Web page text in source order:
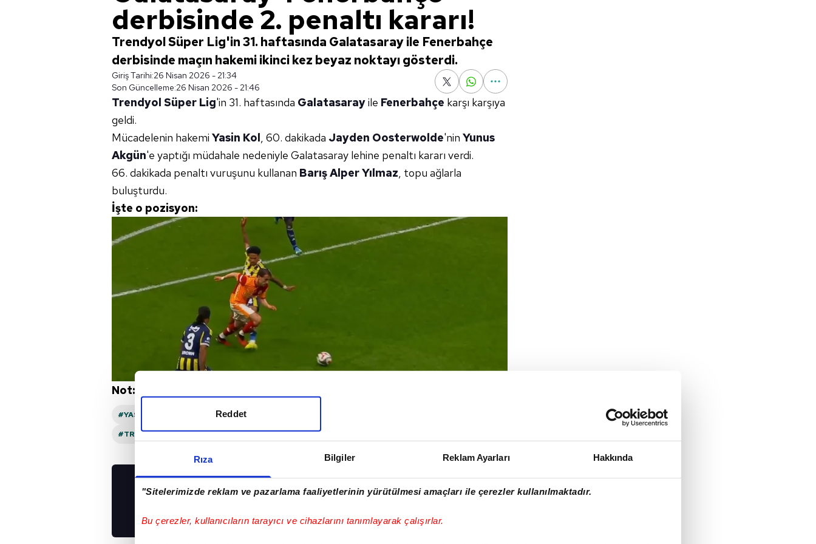
Rıza Bilgiler Reklam Ayarları Hakkında
"Sitelerimizde reklam ve pazarlama faaliyetlerinin yürütülmesi amaçları ile çerezler kullanılmaktadır.
Bu çerezler, kullanıcıların tarayıcı ve cihazlarını tanımlayarak çalışırlar.
Reddet
derbisinde 2. penaltı kararı!
Trendyol Süper Lig'in 31. haftasında Galatasaray ile Fenerbahçe
derbisinde maçın hakemi ikinci kez beyaz noktayı gösterdi.
Giriş Tarihi:26 Nisan 2026 - 21:34
Son Güncelleme:26 Nisan 2026 - 21:46
Trendyol Süper Lig'in 31. haftasında Galatasarayile Fenerbahçe karşı karşıya
geldi.
Mücadelenin hakemi Yasin Kol, 60. dakikada Jayden Oosterwolde'nin Yunus
Akgün'e yaptığı müdahale nedeniyle Galatasaray lehine penaltı kararı verdi.
66. dakikada penaltı vuruşunu kullanan Barış Alper Yılmaz, topu ağlarla
buluşturdu.
İşte o pozisyon:
Not: Görüntüler beIN Sports'tan alınmıştır.
#YASIN KOL #JAYDEN OOSTERWOLDE
#TRENDYOL SÜPER LIG
#GALATASARAY #FENERBAHÇE
UYGULAMALARIMIZI